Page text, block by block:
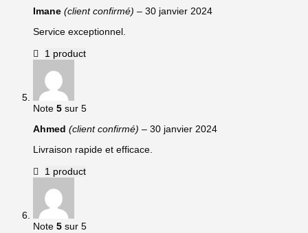
Imane (client confirmé) – 30 janvier 2024
Service exceptionnel.
1 product
Note 5 sur 5
Ahmed (client confirmé) – 30 janvier 2024
Livraison rapide et efficace.
1 product
Note 5 sur 5